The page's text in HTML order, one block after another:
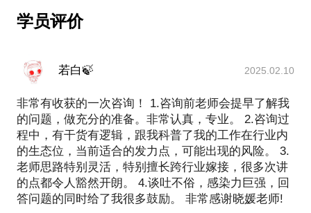
2016年创办晓读文化，提供基于内容服务的IP全产业
我的个人优势：
更快速的执行速度
聚焦于图书领域畅销书方向，从签约、策划到上市营
销比传统服务商块50%以上。以励志类畅销书为例，
从策划到交全稿可控制在40天左右。
更准确的业界信息
了解各大出版方的调性喜好，实际操盘能力及针对不
同咖位作者的版税率；各重点编辑室知名编辑的能
学员评价
若白🍃 2025.02.10
非常有收获的一次咨询！ 1.咨询前老师会提早了解我
的问题，做充分的准备。非常认真，专业。 2.咨询过
程中，有干货有逻辑，跟我科普了我的工作在行业内
的生态位，当前适合的发力点，可能出现的风险。 3.
老师思路特别灵活，特别擅长跨行业嫁接，很多次讲
的点都令人豁然开朗。 4.谈吐不俗，感染力巨强，回
答问题的同时给了我很多鼓励。 非常感谢晓媛老师!